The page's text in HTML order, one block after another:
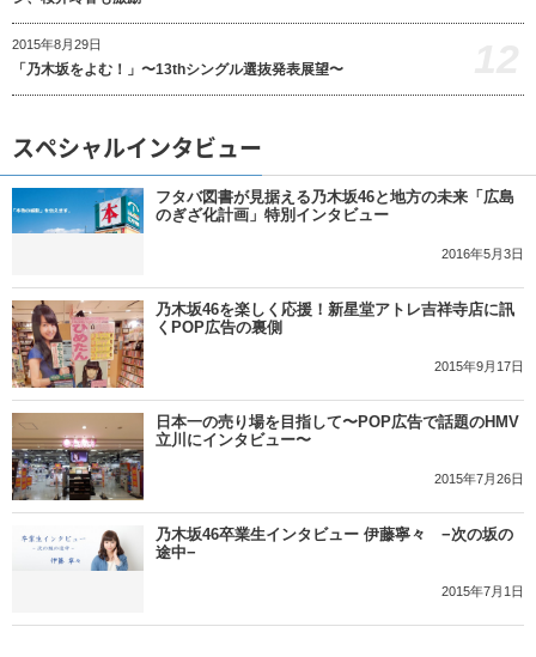
2015年8月29日
「乃木坂をよむ！」〜13thシングル選抜発表展望〜
スペシャルインタビュー
フタバ図書が見据える乃木坂46と地方の未来「広島
のぎざ化計画」特別インタビュー
2016年5月3日
乃木坂46を楽しく応援！新星堂アトレ吉祥寺店に訊
くPOP広告の裏側
2015年9月17日
日本一の売り場を目指して〜POP広告で話題のHMV
立川にインタビュー〜
2015年7月26日
乃木坂46卒業生インタビュー 伊藤寧々 −次の坂の
途中−
2015年7月1日